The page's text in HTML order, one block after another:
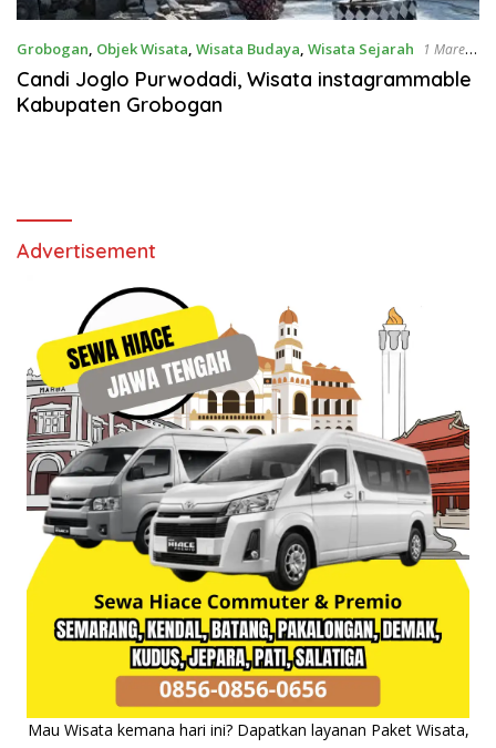
Grobogan, Objek Wisata, Wisata Budaya, Wisata Sejarah
1 Maret
2023
Candi Joglo Purwodadi, Wisata instagrammable
Kabupaten Grobogan
Advertisement
Mau Wisata kemana hari ini? Dapatkan layanan Paket Wisata,